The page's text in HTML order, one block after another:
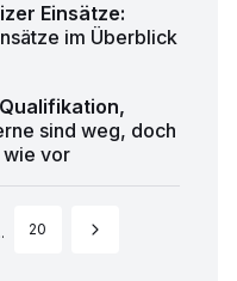
Einsätze:
im Überblick
sind weg, doch
wie vor
20